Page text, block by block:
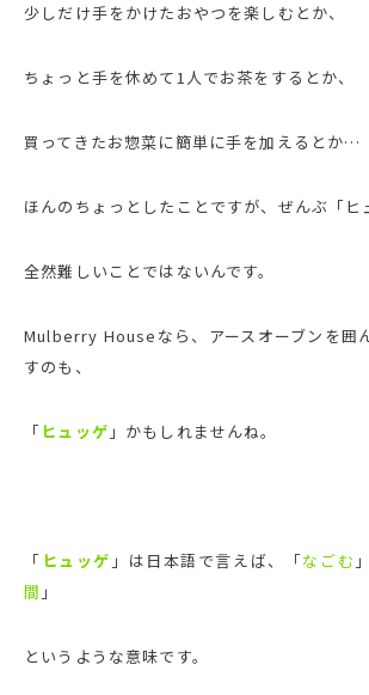
少しだけ手をかけたおやつを楽しむとか、
ちょっと手を休めて1人でお茶をするとか、
買ってきたお惣菜に簡単に手を加えるとか…
ほんのちょっとしたことですが、ぜんぶ「ヒ
全然難しいことではないんです。
Mulberry Houseなら、アースオーブンを囲
すのも、
「 ヒュッゲ 」かもしれませんね。
「 ヒュッゲ 」は日本語で言えば、「なごむ
間 」
というような意味です。